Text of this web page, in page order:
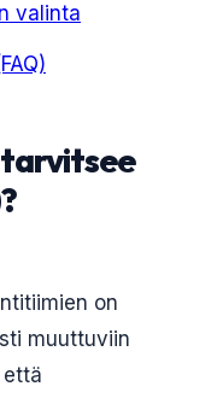
valinta
on
muuttuviin
että